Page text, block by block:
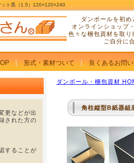
ト黒（1.5）120×120×240
ダンボールを初
オンラインショップ
色々な梱包資材を取
ご自分に
形式・素材ついて
良くあるお問
ダンボール・梱包資材
角柱縦型B紙器
更などが出
された方の
することが